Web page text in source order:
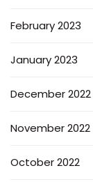
February 2023
January 2023
December 2022
November 2022
October 2022